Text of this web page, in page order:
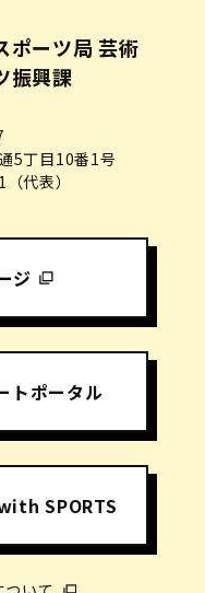
ポーツ局 芸術
振興課
5丁目10番1号
代表）
ジ
トポータル
SPORTS